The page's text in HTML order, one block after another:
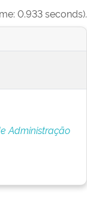
0.933 seconds).
Administração